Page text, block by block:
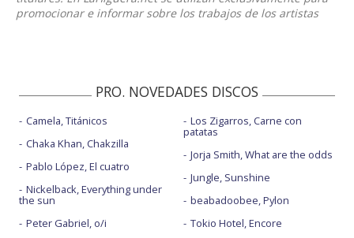
promocionar e informar sobre los trabajos de los artistas
PRO. NOVEDADES DISCOS
Camela, Titánicos
Chaka Khan, Chakzilla
Pablo López, El cuatro
Nickelback, Everything under
the sun
Peter Gabriel, o/i
Los Zigarros, Carne con
patatas
Jorja Smith, What are the odds
Jungle, Sunshine
beabadoobee, Pylon
Tokio Hotel, Encore